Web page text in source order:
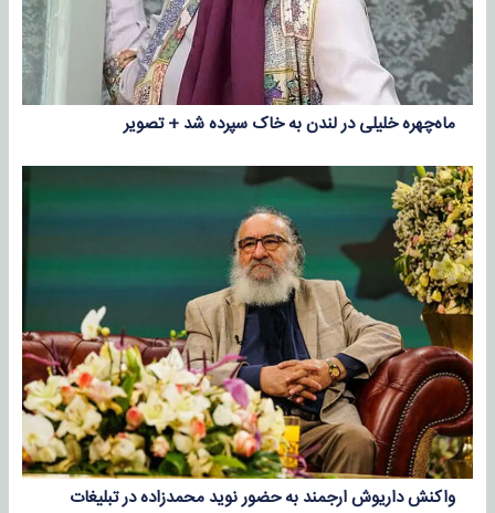
ماه‌چهره خلیلی در لندن به خاک سپرده شد + تصویر
واکنش داریوش ارجمند به حضور نوید محمدزاده در تبلیغات